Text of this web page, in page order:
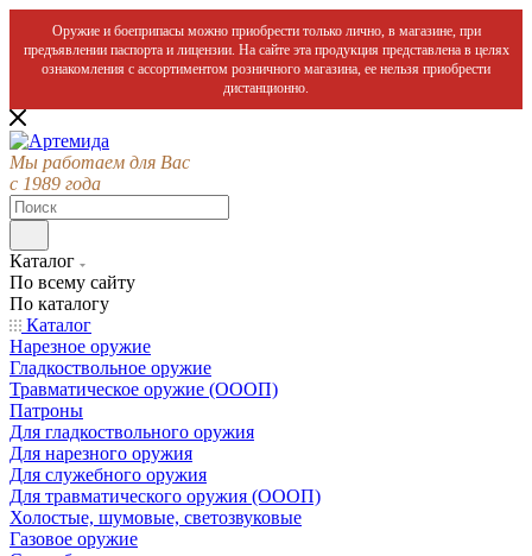
Оружие и боеприпасы можно приобрести только лично, в магазине, при
предъявлении паспорта и лицензии. На сайте эта продукция представлена в целях
ознакомления с ассортиментом розничного магазина, ее нельзя приобрести
дистанционно.
Мы работаем для Вас
с 1989 года
Каталог
По всему сайту
По каталогу
Каталог
Нарезное оружие
Гладкоствольное оружие
Травматическое оружие (ОООП)
Патроны
Для гладкоствольного оружия
Для нарезного оружия
Для служебного оружия
Для травматического оружия (ОООП)
Холостые, шумовые, светозвуковые
Газовое оружие